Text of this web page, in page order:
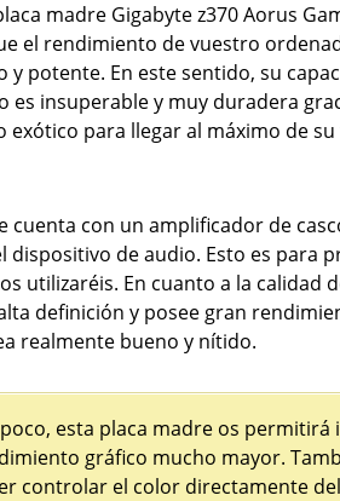
madre Gigabyte z370 Aorus
el rendimiento de vuestro
y potente. En este sentido, su
es insuperable y muy duradera
exótico para llegar al máximo de
cuenta con un amplificador de
dispositivo de audio. Esto es para
utilizaréis. En cuanto a la calidad
definición y posee gran
realmente bueno y nítido.
esta placa madre os permitirá
gráfico mucho mayor.
controlar el color directamente